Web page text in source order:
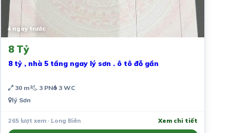
4 ngày trước
8 Tỷ
8 tỷ , nhà 5 tầng ngay lý sơn . ô tô đỗ gần
30 m² 3 PN 3 WC
lý Sơn
265 lượt xem · Long Biên Xem chi tiết